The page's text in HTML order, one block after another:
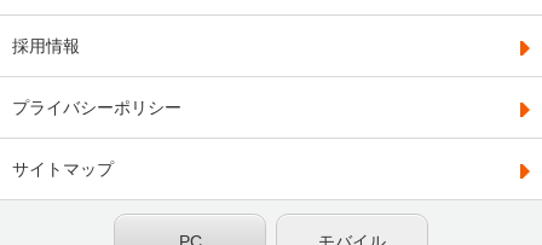
採用情報
プライバシーポリシー
サイトマップ